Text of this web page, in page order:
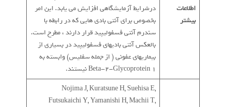
اطلاعات
بیشتر
درشرایط آزمایشگاهی افزایش می یابد. این امر
بخصوص برای آنتی بادی هایی که در رابطه با
سندرم آنتی فسفولیپید قرار دارند ، مطرح است.
بالعکس آنتی بادیهای فسفولیپید در بسیاری از
بیماریهای عفونی ( از جمله سفلیس) وابسته به
Beta-2-Glycoprotein 1 نیستند.
Nojima J, Kuratsune H, Suehisa E,
Futsukaichi Y, Yamanishi H, Machii T,